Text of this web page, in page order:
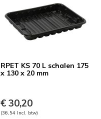
RPET KS 70 L schalen 175
x 130 x 20 mm
€ 30,20
(36,54 Incl. btw)